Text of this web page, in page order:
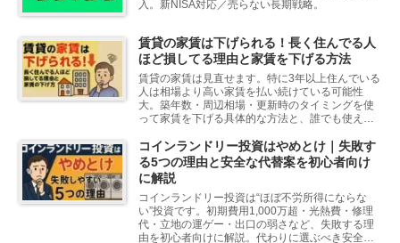
入。新NISA対応／売らない長期戦略。
賃貸の家賃は下げられる！長く住んでる人
ほど損してる理由と家賃を下げる方法
賃貸の家賃は見直せます。特に3年以上住んでいる
人は相場より高い家賃を払い続けている可能性
大。築年数・周辺相場・更新時のタイミングを使
って家賃を下げる具体的な方法と、誰でも使える
コインランドリー投資はやめとけ｜失敗す
る5つの理由と安全な代替案を初心者向け
に解説
コインランドリー投資は“ほぼ不労所得にならな
い”投資です。初期費用1,000万超・光熱費・修理
代・立地の運ゲー・出口の弱さなど、失敗する理
由を初心者向けに解説。代わりに選ぶべき安全な